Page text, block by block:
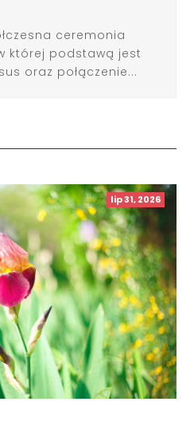
ceremonia
której podstawą jest
oraz połączenie...
lip 31, 2026